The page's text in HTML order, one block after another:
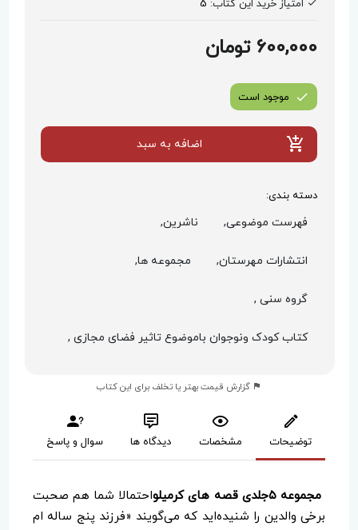
امتیاز خرید این کتاب: 5
600,000 تومان
موجود است
اضافه به سبد
دسته بندی:
فهرست موضوعی, ناشرین,
انتشارات مهرستان, مجموعه ها,
گروه سنی ,
کتاب کودک ونوجوان باموضوع تاثیر فضای مجازی ,
گزارش قیمت بهتر یا تخلف برای این کتاب
توضیحات مشخصات دیدگاه ها سوال و پاسخ
مجموعه ۵جلدی قصه های کرمیلو
احتمالا شما هم صحبت
برخی والدین را شنیده‌اید که می‌گویند «فرزند پنج ساله ام